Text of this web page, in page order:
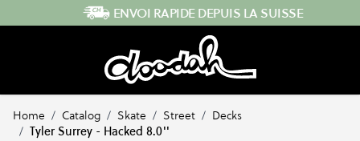
Skip to Content ENVOI RAPIDE DEPUIS LA SUISSE
Home / Catalog / Skate / Street / Decks
/ Tyler Surrey - Hacked 8.0''